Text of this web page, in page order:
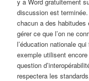
discussion est
chacun a des
gérer ce que l’on ne
l’éducation nationale
exemple utilisent
question
respectera les